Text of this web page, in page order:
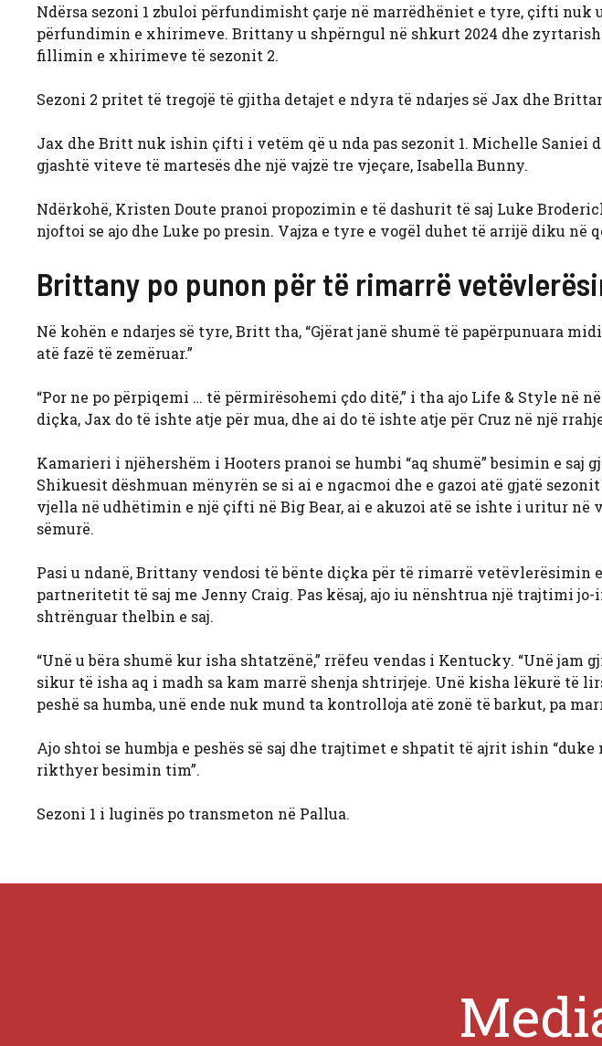
Ndërsa sezoni 1 zbuloi përfundimisht çarje në marrëdhëniet e tyre, çifti nuk
përfundimin e xhirimeve. Brittany u shpërngul në shkurt 2024 dhe
fillimin e xhirimeve të sezonit 2.
Sezoni 2 pritet të tregojë të gjitha detajet e ndyra të ndarjes së Jax dhe
Jax dhe Britt nuk ishin çifti i vetëm që u nda pas sezonit 1. Michelle Saniei
gjashtë viteve të martesës dhe një vajzë tre vjeçare, Isabella Bunny.
Ndërkohë, Kristen Doute pranoi propozimin e të dashurit të saj Luke
njoftoi se ajo dhe Luke po presin. Vajza e tyre e vogël duhet të arrijë diku në
Brittany po punon për të rimarrë
Në kohën e ndarjes së tyre, Britt tha, “Gjërat janë shumë të papërpunuara
atë fazë të zemëruar.”
“Por ne po përpiqemi … të përmirësohemi çdo ditë,” i tha ajo Life & Style në
diçka, Jax do të ishte atje për mua, dhe ai do të ishte atje për Cruz në një
Kamarieri i njëhershëm i Hooters pranoi se humbi “aq shumë” besimin e saj
Shikuesit dëshmuan mënyrën se si ai e ngacmoi dhe e gazoi atë gjatë
vjella në udhëtimin e një çifti në Big Bear, ai e akuzoi atë se ishte i uritur në
sëmurë.
Pasi u ndanë, Brittany vendosi të bënte diçka për të rimarrë vetëvlerësimin
partneritetit të saj me Jenny Craig. Pas kësaj, ajo iu nënshtrua një trajtimi
shtrënguar thelbin e saj.
“Unë u bëra shumë kur isha shtatzënë,” rrëfeu vendas i Kentucky. “Unë jam
sikur të isha aq i madh sa kam marrë shenja shtrirjeje. Unë kisha lëkurë të
peshë sa humba, unë ende nuk mund ta kontrolloja atë zonë të barkut, pa
Ajo shtoi se humbja e peshës së saj dhe trajtimet e shpatit të ajrit ishin
rikthyer besimin tim”.
Sezoni 1 i luginës po transmeton në Pallua.